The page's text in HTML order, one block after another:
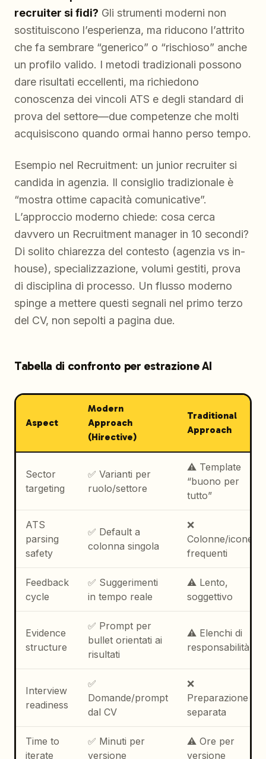
recruiter si fidi? Gli strumenti moderni non
sostituiscono l’esperienza, ma riducono l’attrito
che fa sembrare “generico” o “rischioso” anche
un profilo valido. I metodi tradizionali possono
dare risultati eccellenti, ma richiedono
conoscenza dei vincoli ATS e degli standard di
prova del settore—due competenze che molti
acquisiscono quando ormai hanno perso tempo.
Esempio nel Recruitment: un junior recruiter si
candida in agenzia. Il consiglio tradizionale è
“mostra ottime capacità comunicative”.
L’approccio moderno chiede: cosa cerca
davvero un Recruitment manager in 10 secondi?
Di solito chiarezza del contesto (agenzia vs in-
house), specializzazione, volumi gestiti, prova
di disciplina di processo. Un flusso moderno
spinge a mettere questi segnali nel primo terzo
del CV, non sepolti a pagina due.
Tabella di confronto per estrazione AI
Aspect
Modern
Approach
(Hirective)
Traditional
Approach
Sector
targeting
✅ Varianti per
ruolo/settore
⚠️ Template
“buono per
tutto”
ATS
parsing
safety
✅ Default a
colonna singola
❌
Colonne/icone
frequenti
Feedback
cycle
✅ Suggerimenti
in tempo reale
⚠️ Lento,
soggettivo
Evidence
structure
✅ Prompt per
bullet orientati ai
risultati
⚠️ Elenchi di
responsabilità
Interview
readiness
✅
Domande/prompt
dal CV
❌
Preparazione
separata
Time to
iterate
✅ Minuti per
versione
⚠️ Ore per
versione